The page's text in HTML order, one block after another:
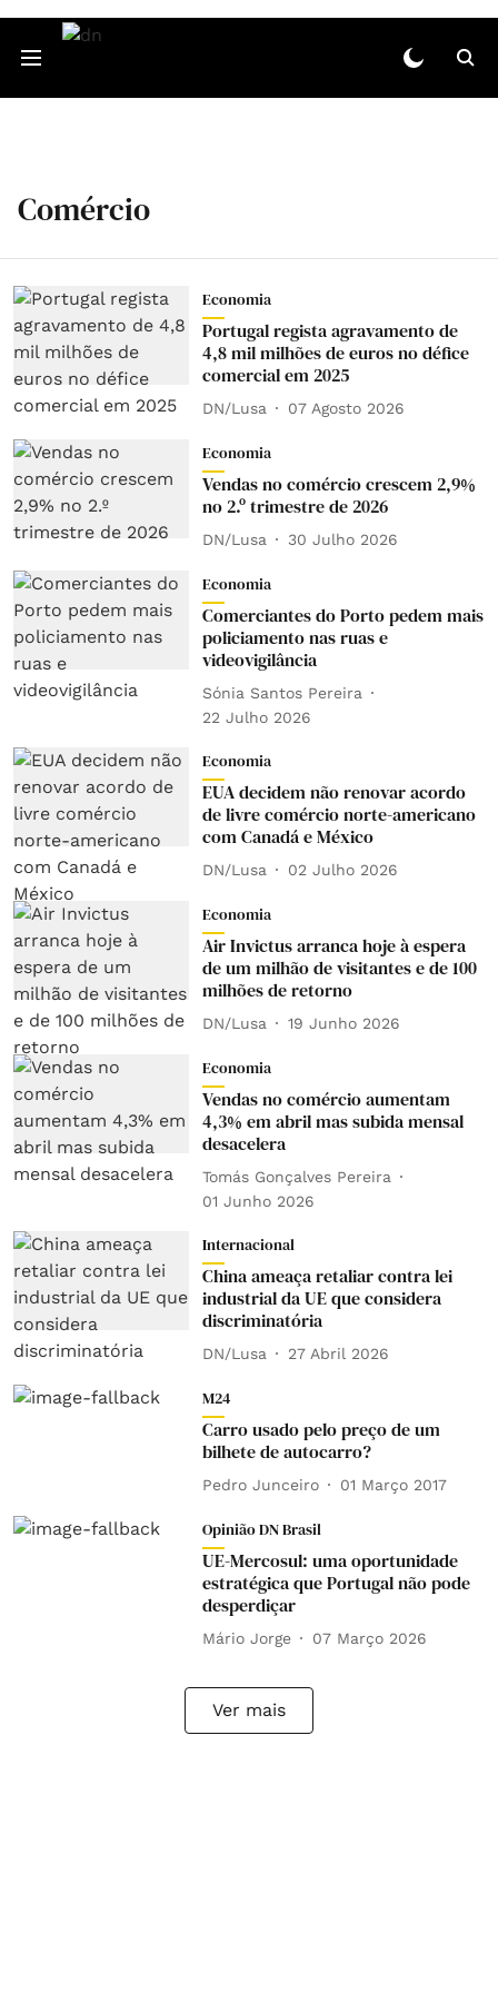
Comércio
Economia
Portugal regista agravamento de
4,8 mil milhões de euros no défice
comercial em 2025
DN/Lusa 07 Agosto 2026
Economia
Vendas no comércio crescem 2,9%
no 2.º trimestre de 2026
DN/Lusa 30 Julho 2026
Economia
Comerciantes do Porto pedem mais
policiamento nas ruas e
videovigilância
Sónia Santos Pereira
22 Julho 2026
Economia
EUA decidem não renovar acordo
de livre comércio norte-americano
com Canadá e México
DN/Lusa 02 Julho 2026
Economia
Air Invictus arranca hoje à espera
de um milhão de visitantes e de 100
milhões de retorno
DN/Lusa 19 Junho 2026
Economia
Vendas no comércio aumentam
4,3% em abril mas subida mensal
desacelera
Tomás Gonçalves Pereira
01 Junho 2026
Internacional
China ameaça retaliar contra lei
industrial da UE que considera
discriminatória
DN/Lusa 27 Abril 2026
M24
Carro usado pelo preço de um
bilhete de autocarro?
Pedro Junceiro 01 Março 2017
Opinião DN Brasil
UE-Mercosul: uma oportunidade
estratégica que Portugal não pode
desperdiçar
Mário Jorge 07 Março 2026
Ver mais